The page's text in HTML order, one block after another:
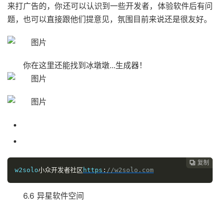
来打广告的，你还可以认识到一些开发者，体验软件后有问
题，也可以直接跟他们提意见，氛围目前来说还是很友好。
你在这里还能找到冰墩墩...生成器！
 复制
w2solo小众开发者社区 https : //w2solo.com
6.6 异星软件空间